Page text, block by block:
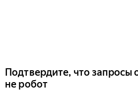
Подтвердите, что запросы
не робот